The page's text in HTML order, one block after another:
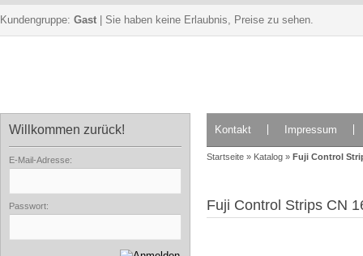
Kundengruppe: Gast | Sie haben keine Erlaubnis, Preise zu sehen.
Willkommen zurück!
E-Mail-Adresse:
Passwort:
Kontakt Impressum
Startseite » Katalog » Fuji Control
Fuji Control Strips CN